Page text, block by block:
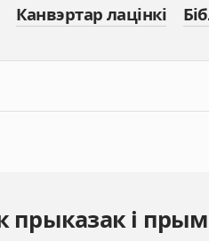
Канвэртар лацінкі
прыказак і